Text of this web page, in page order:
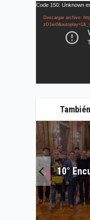
Reproductor
de
vídeo
Code 150: Unknown
Descargar archivo:
10°